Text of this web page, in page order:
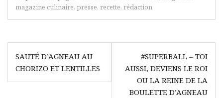
magazine culinaire, presse, recette, rédaction
Navigation
de
l’article
SAUTÉ D’AGNEAU AU
CHORIZO ET LENTILLES
#SUPERBALL – TOI
AUSSI, DEVIENS LE ROI
OU LA REINE DE LA
BOULETTE D’AGNEAU